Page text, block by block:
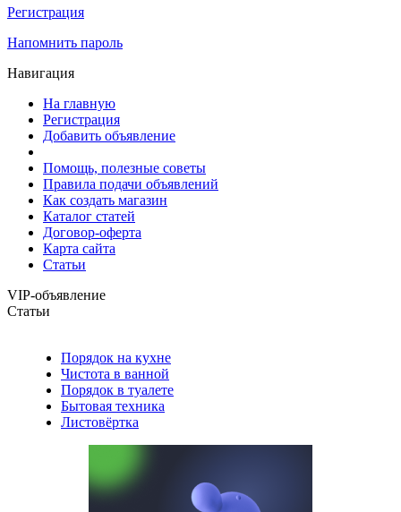
Регистрация
Напомнить пароль
Навигация
На главную
Регистрация
Добавить объявление
Помощь, полезные советы
Правила подачи объявлений
Как создать магазин
Каталог статей
Договор-оферта
Карта сайта
Статьи
VIP-объявление
Статьи
Порядок на кухне
Чистота в ванной
Порядок в туалете
Бытовая техника
Листовёртка